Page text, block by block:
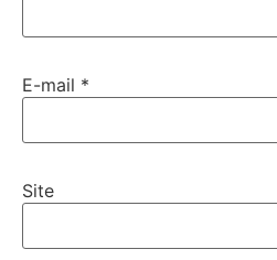
E-mail *
Site